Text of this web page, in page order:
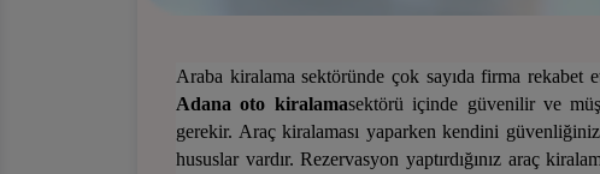
Araba kiralama sektöründe çok sayıda firma rekabet
Adana oto kiralamasektörü içinde güvenilir ve
gerekir. Araç kiralaması yaparken kendini
hususlar vardır. Rezervasyon yaptırdığınız araç